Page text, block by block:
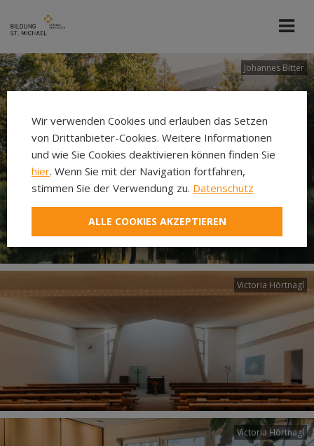
Johannes Bitter
Victoria Hörtnagl
Victoria Hörtnagl
Wir verwenden Cookies und erlauben das Setzen
von Drittanbieter-Cookies. Weitere Informationen
und wie Sie Cookies deaktivieren können finden Sie
hier. Wenn Sie mit der Navigation fortfahren,
stimmen Sie der Verwendung zu. Datenschutz
ALLE COOKIES AKZEPTIEREN